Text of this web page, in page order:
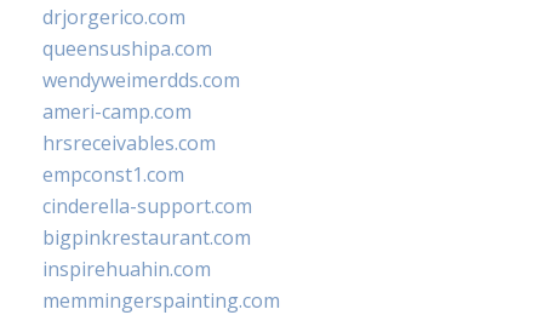
drjorgerico.com
queensushipa.com
wendyweimerdds.com
ameri-camp.com
hrsreceivables.com
empconst1.com
cinderella-support.com
bigpinkrestaurant.com
inspirehuahin.com
memmingerspainting.com